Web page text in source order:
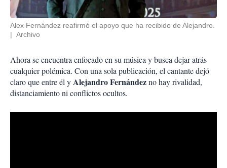
Alex Fernández reafirmó el apoyo que ha recibido de Alejandro.
Archivo
Ahora se encuentra enfocado en su música y busca dejar atrás
cualquier polémica. Con una sola publicación, el cantante dejó
claro que entre él yAlejandro Fernándezno hay rivalidad,
distanciamiento ni conflictos ocultos.